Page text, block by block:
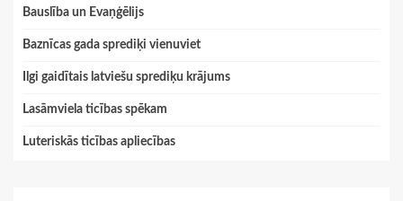
Bauslība un Evaņģēlijs
Baznīcas gada sprediķi vienuviet
Ilgi gaidītais latviešu sprediķu krājums
Lasāmviela ticības spēkam
Luteriskās ticības apliecības